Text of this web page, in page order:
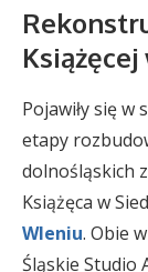
Pojawiły się w
etapy
dolnośląskich
Książęca w
Wleniu. Obie
Śląskie Studio